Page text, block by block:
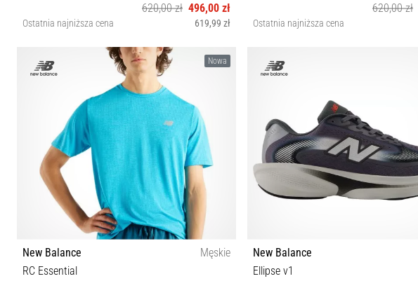
620,00 zł 496,00 zł
Ostatnia najniższa cena 619,99 zł
S M L XS
620,00 zł
Ostatnia najniższa cena
Nowa
New Balance
Męskie
RC Essential
New Balance
Ellipse v1